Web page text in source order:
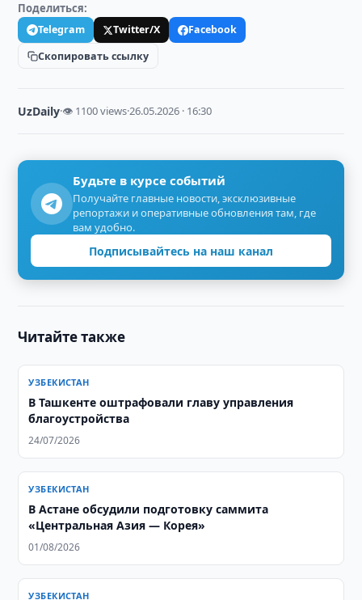
Поделиться:
Telegram Twitter/X
Facebook
Скопировать ссылку
UzDaily·👁 1100 views·26.05.2026 · 16:30
Будьте в курсе событий
Получайте главные новости, эксклюзивные
репортажи и оперативные обновления там, где
вам удобно.
Подписывайтесь на наш канал
Читайте также
УЗБЕКИСТАН
В Ташкенте оштрафовали главу управления
благоустройства
24/07/2026
УЗБЕКИСТАН
В Астане обсудили подготовку саммита
«Центральная Азия — Корея»
01/08/2026
УЗБЕКИСТАН